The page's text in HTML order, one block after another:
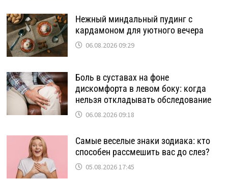
Нежный миндальный пудинг с
кардамоном для уютного вечера
06.08.2026 09:29
Боль в суставах на фоне
дискомфорта в левом боку: когда
нельзя откладывать обследование
06.08.2026 09:18
Самые веселые знаки зодиака: кто
способен рассмешить вас до слез?
05.08.2026 17:45